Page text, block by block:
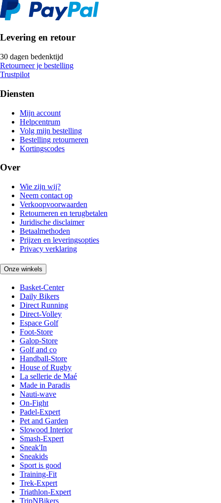
Levering en retour
30 dagen bedenktijd
Retourneer je bestelling
Trustpilot
Diensten
Mijn account
Helpcentrum
Volg mijn bestelling
Bestelling retourneren
Kortingscodes
Over
Wie zijn wij?
Neem contact op
Verkoopvoorwaarden
Retourneren en terugbetalen
Juridische disclaimer
Betaalmethoden
Prijzen en leveringsopties
Privacy verklaring
Onze winkels
Basket-Center
Daily Bikers
Direct Running
Direct-Volley
Espace Golf
Foot-Store
Galop-Store
Golf and co
Handball-Store
House of Rugby
La sellerie de Maé
Made in Paradis
Nauti-wave
On-Fight
Padel-Expert
Pet and Garden
Slowood Interior
Smash-Expert
Sneak'In
Sneakids
Sport is good
Training-Fit
Trek-Expert
Triathlon-Expert
TripNBikers